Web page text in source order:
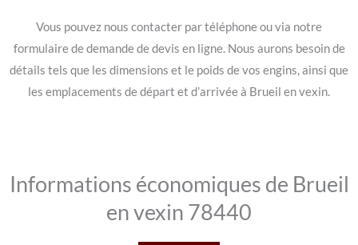
Vous pouvez nous contacter par téléphone ou via notre
formulaire de demande de devis en ligne. Nous aurons besoin de
détails tels que les dimensions et le poids de vos engins, ainsi que
les emplacements de départ et d’arrivée à Brueil en vexin.
Informations économiques de Brueil
en vexin 78440